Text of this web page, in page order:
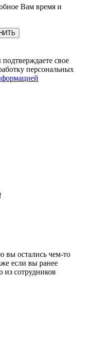
Вам время и
свое
персональных
остались чем-то
если вы ранее
из сотрудников